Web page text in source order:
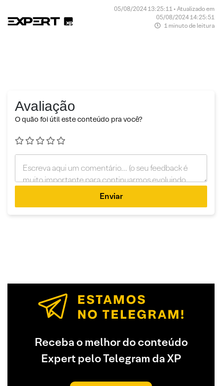
05/08/2024 13:25:11 • Atualizado em
05/08/2024 14:25:51
1 minuto de leitura
Avaliação
O quão foi útil este conteúdo pra você?
Enviar
Receba o melhor do conteúdo
Expert pelo Telegram da XP